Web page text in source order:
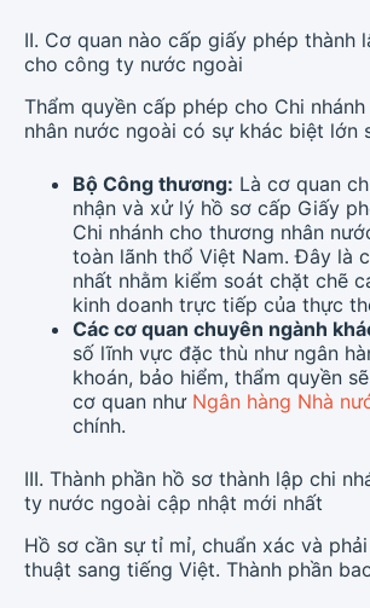
II. Cơ quan nào cấp giấy phép thành
cho công ty nước ngoài
Thẩm quyền cấp phép cho Chi
nhân nước ngoài có sự khác biệt lớn
Bộ Công thương: Là cơ quan
nhận và xử lý hồ sơ cấp Giấy
Chi nhánh cho thương nhân
toàn lãnh thổ Việt Nam. Đây là
nhất nhằm kiểm soát chặt chẽ
kinh doanh trực tiếp của thực
Các cơ quan chuyên ngành
số lĩnh vực đặc thù như ngân
khoán, bảo hiểm, thẩm quyền
cơ quan như Ngân hàng Nhà
chính.
III. Thành phần hồ sơ thành lập chi
ty nước ngoài cập nhật mới nhất
Hồ sơ cần sự tỉ mỉ, chuẩn xác và
thuật sang tiếng Việt. Thành phần